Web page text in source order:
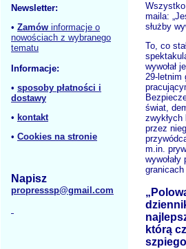
Newsletter:
• Zamów informacje o
nowościach z wybranego
tematu
Informacje:
• sposoby płatności i
dostawy
• kontakt
• Cookies na stronie
Napisz
propresssp@gmail.com
Wszystko
maila:
służby
To, co
wywołał
29-letnim
świat,
przez
m.in.
którą